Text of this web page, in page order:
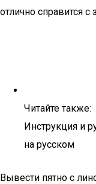
отлично справится с
Читайте также:
Инструкция и
на русском
Вывести пятно с